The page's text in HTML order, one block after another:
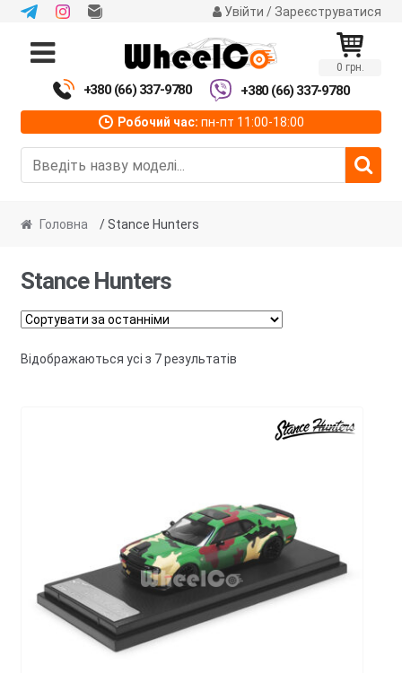
Увійти / Зареєструватися
до
навігації
до
вмісту
+380 (66) 337-9780 +380 (66) 337-9780
Робочий час: пн-пт 11:00-18:00
0 грн.
Головна / Stance Hunters
Stance Hunters
Відображаються усі з 7 результатівСортовано